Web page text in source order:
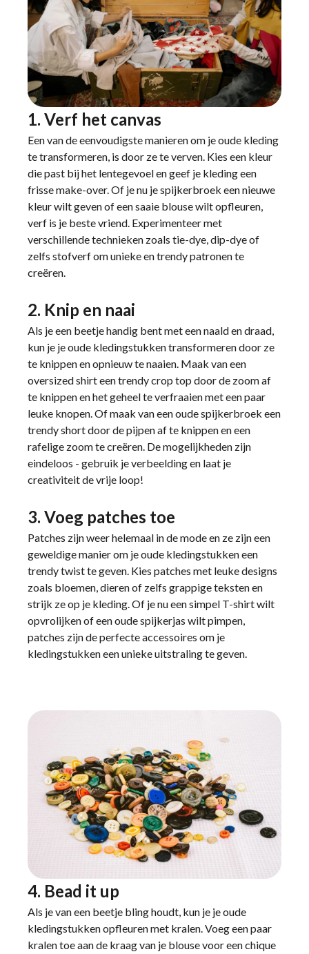
1. Verf het canvas
Een van de eenvoudigste manieren om je oude kleding
te transformeren, is door ze te verven. Kies een kleur
die past bij het lentegevoel en geef je kleding een
frisse make-over. Of je nu je spijkerbroek een nieuwe
kleur wilt geven of een saaie blouse wilt opfleuren,
verf is je beste vriend. Experimenteer met
verschillende technieken zoals tie-dye, dip-dye of
zelfs stofverf om unieke en trendy patronen te
creëren.
2. Knip en naai
Als je een beetje handig bent met een naald en draad,
kun je je oude kledingstukken transformeren door ze
te knippen en opnieuw te naaien. Maak van een
oversized shirt een trendy crop top door de zoom af
te knippen en het geheel te verfraaien met een paar
leuke knopen. Of maak van een oude spijkerbroek een
trendy short door de pijpen af te knippen en een
rafelige zoom te creëren. De mogelijkheden zijn
eindeloos - gebruik je verbeelding en laat je
creativiteit de vrije loop!
3. Voeg patches toe
Patches zijn weer helemaal in de mode en ze zijn een
geweldige manier om je oude kledingstukken een
trendy twist te geven. Kies patches met leuke designs
zoals bloemen, dieren of zelfs grappige teksten en
strijk ze op je kleding. Of je nu een simpel T-shirt wilt
opvrolijken of een oude spijkerjas wilt pimpen,
patches zijn de perfecte accessoires om je
kledingstukken een unieke uitstraling te geven.
4. Bead it up
Als je van een beetje bling houdt, kun je je oude
kledingstukken opfleuren met kralen. Voeg een paar
kralen toe aan de kraag van je blouse voor een chique